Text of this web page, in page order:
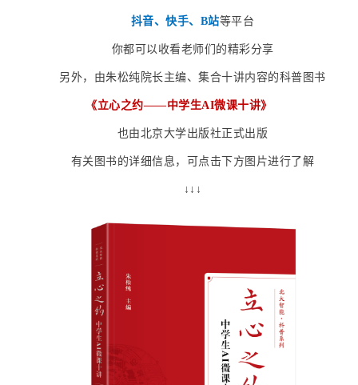
抖音、快手、B站等平台
你都可以收看老师们的精彩分享
另外，由朱松纯院长主编、集合十讲内容的科普图书
《立心之约——中学生AI微课十讲》
也由北京大学出版社正式出版
有关图书的详细信息，可点击下方图片进行了解
↓↓↓